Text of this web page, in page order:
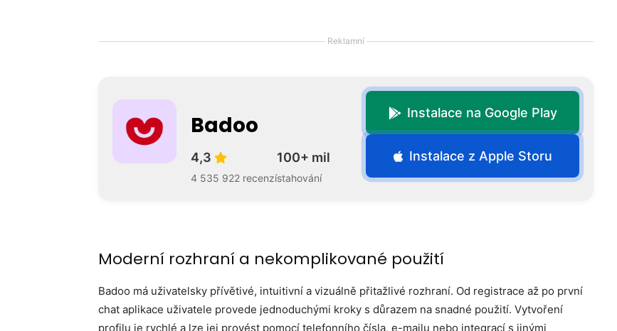
Reklamní
Badoo
4,3
4 535 922 recenzí
100+ mil
stahování
Instalace na Google Play
Instalace z Apple Storu
Moderní rozhraní a nekomplikované použití
Badoo má uživatelsky přívětivé, intuitivní a vizuálně přitažlivé rozhraní. Od registrace až po první
chat aplikace uživatele provede jednoduchými kroky s důrazem na snadné použití. Vytvoření
profilu je rychlé a lze jej provést pomocí telefonního čísla, e-mailu nebo integrací s jinými